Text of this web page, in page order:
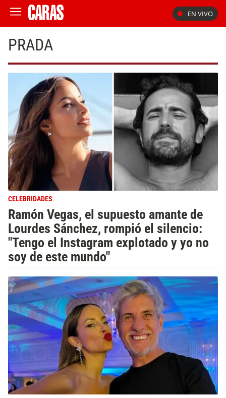
EN VIVO
PRADA
CELEBRIDADES
Ramón Vegas, el supuesto amante de
Lourdes Sánchez, rompió el silencio:
"Tengo el Instagram explotado y yo no
soy de este mundo"